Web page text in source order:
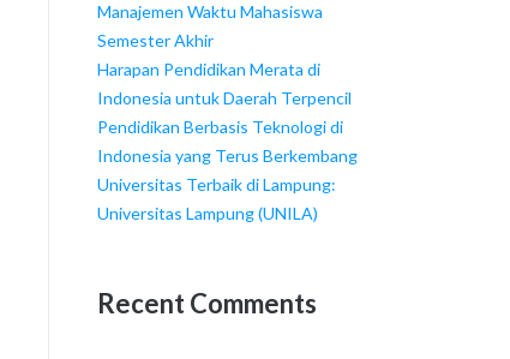
Manajemen Waktu Mahasiswa
Semester Akhir
Harapan Pendidikan Merata di
Indonesia untuk Daerah Terpencil
Pendidikan Berbasis Teknologi di
Indonesia yang Terus Berkembang
Universitas Terbaik di Lampung:
Universitas Lampung (UNILA)
Recent Comments